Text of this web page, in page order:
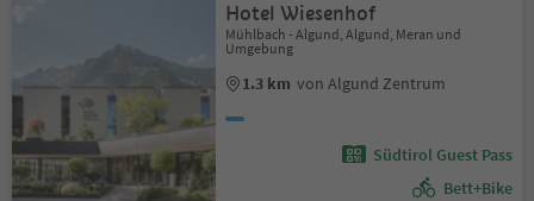
Hotel Wiesenhof
Mühlbach - Algund, Algund, Meran und
Umgebung
1.3 km von Algund Zentrum
Südtirol Guest Pass
Bett+Bike